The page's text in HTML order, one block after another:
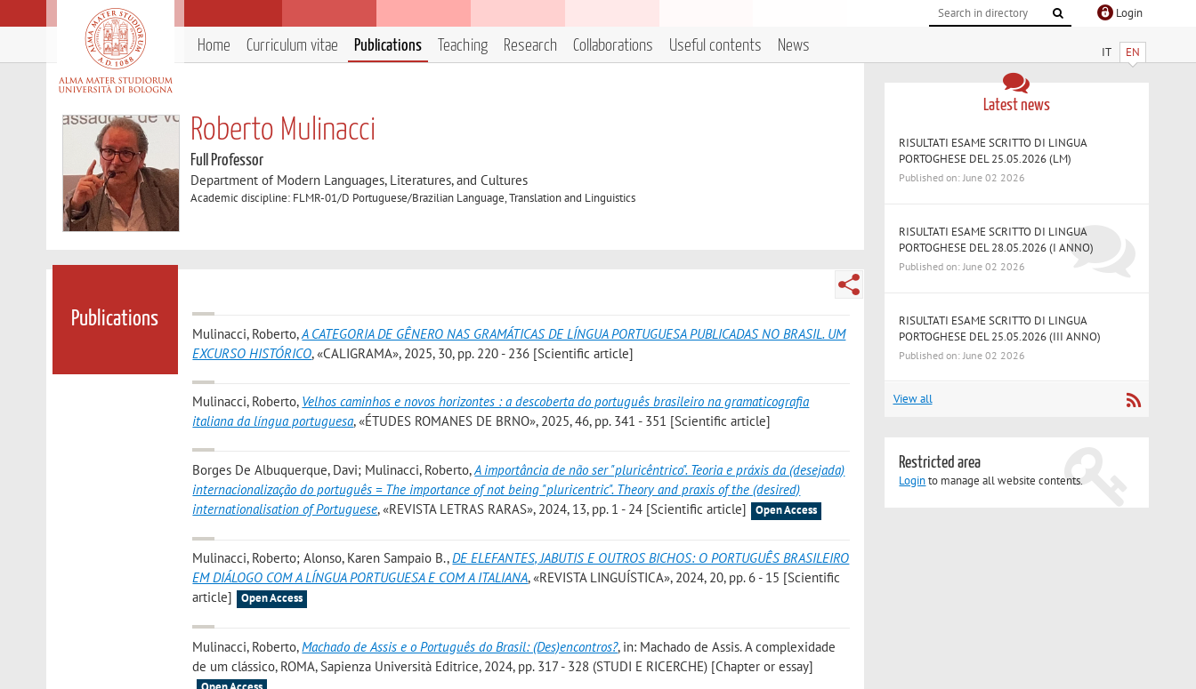
Login
IT EN
Home Curriculum vitae Publications Teaching Research Collaborations Useful contents News
Roberto Mulinacci
Full Professor
Department of Modern Languages, Literatures, and Cultures
Academic discipline: FLMR-01/D Portuguese/Brazilian Language, Translation and Linguistics
Publications
Mulinacci, Roberto,A CATEGORIA DE GÊNERO NAS GRAMÁTICAS DE LÍNGUA PORTUGUESA PUBLICADAS NO BRASIL. UM
EXCURSO HISTÓRICO, «CALIGRAMA», 2025, 30, pp. 220 - 236 [Scientific article]
Mulinacci, Roberto, Velhos caminhos e novos horizontes : a descoberta do português brasileiro na gramaticografia
italiana da língua portuguesa, «ÉTUDES ROMANES DE BRNO», 2025, 46, pp. 341 - 351 [Scientific article]
Borges De Albuquerque, Davi; Mulinacci, Roberto,A importância de não ser "pluricêntrico". Teoria e práxis da (desejada)
internacionalização do português = The importance of not being "pluricentric". Theory and praxis of the (desired)
internationalisation of Portuguese, «REVISTA LETRAS RARAS», 2024, 13, pp. 1 - 24 [Scientific article] Open Access
Mulinacci, Roberto; Alonso, Karen Sampaio B.,DE ELEFANTES, JABUTIS E OUTROS BICHOS: O PORTUGUÊS BRASILEIRO
EM DIÁLOGO COM A LÍNGUA PORTUGUESA E COM A ITALIANA, «REVISTA LINGUÍSTICA», 2024, 20, pp. 6 - 15 [Scientific
article]
Open Access
Mulinacci, Roberto,Machado de Assis e o Português do Brasil: (Des)encontros?, in: Machado de Assis. A complexidade
de um clássico, ROMA, Sapienza Università Editrice, 2024, pp. 317 - 328 (STUDI E RICERCHE) [Chapter or essay]
Latest news
RISULTATI ESAME SCRITTO DI LINGUA
PORTOGHESE DEL 25.05.2026 (LM)
Published on: June 02 2026
RISULTATI ESAME SCRITTO DI LINGUA
PORTOGHESE DEL 28.05.2026 (I ANNO)
Published on: June 02 2026
RISULTATI ESAME SCRITTO DI LINGUA
PORTOGHESE DEL 25.05.2026 (III ANNO)
Published on: June 02 2026
View all
Restricted area
Loginto manage all website contents.